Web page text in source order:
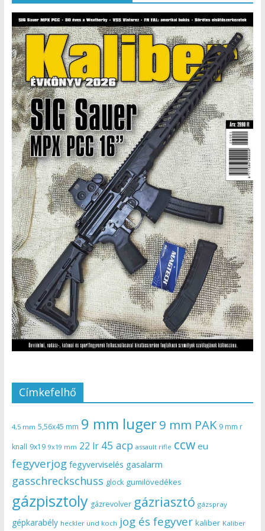
Címkefelhő
4,5 mm 5,56x45 mm 9 mm luger9 mm PAK 9 mm r
knall 9x19 9x19 mm 22 lr 45 acp assault rifle ccw eu
fegyverjog fegyverviselés gasalarm
gasschreckschuss glock gumilövedékes
gázpisztoly gázrevolver gázriasztó gázspray
gépkarabély heckler und koch jog és fegyver kaliber Kaliber